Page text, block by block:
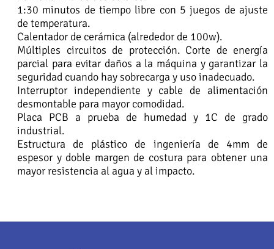
1:30 minutos de tiempo libre con 5 juegos de ajuste
de temperatura.
Calentador de cerámica (alrededor de 100w).
Múltiples circuitos de protección. Corte de energía
parcial para evitar daños a la máquina y garantizar la
seguridad cuando hay sobrecarga y uso inadecuado.
Interruptor independiente y cable de alimentación
desmontable para mayor comodidad.
Placa PCB a prueba de humedad y 1C de grado
industrial.
Estructura de plástico de ingeniería de 4mm de
espesor y doble margen de costura para obtener una
mayor resistencia al agua y al impacto.